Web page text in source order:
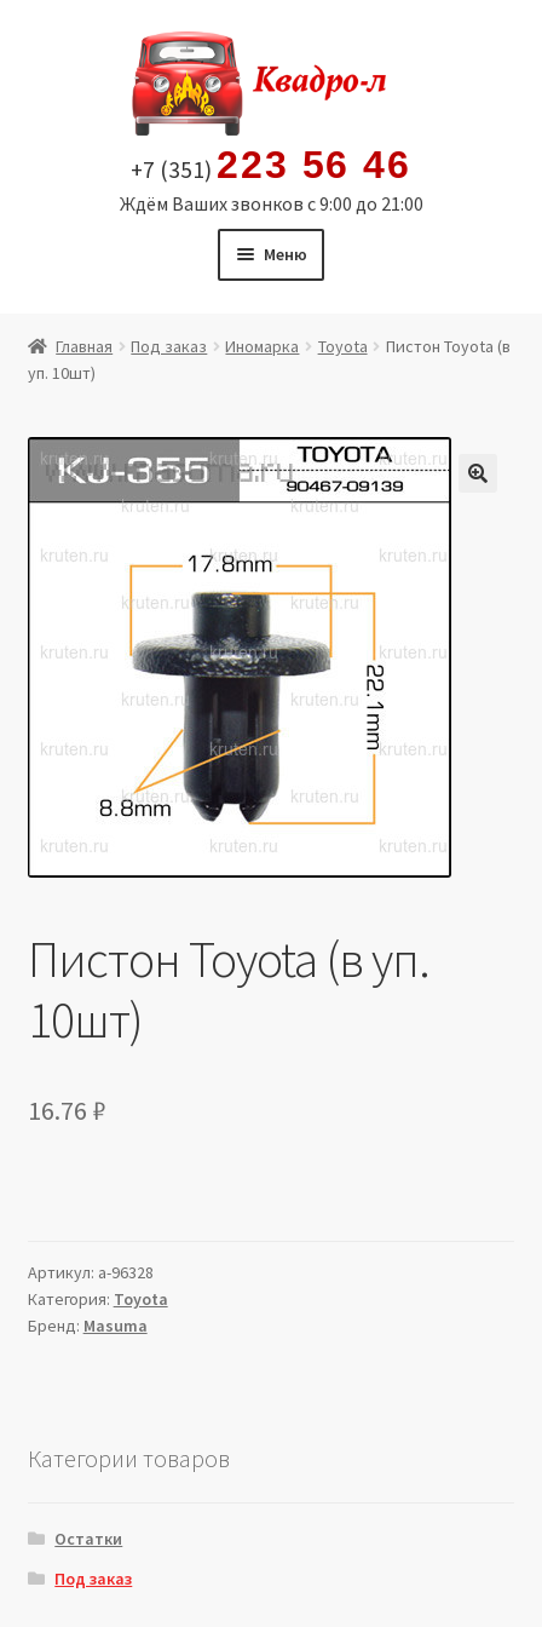
содержимому
+7 (351) 223 56 46
Ждём Ваших звонков с 9:00 до 21:00
Меню
Витрина
Мой аккаунт
Политика в отношении обработки персональных
Производители
Юридические данные
Главная Под заказ Иномарка Toyota
Пистон Toyota (в
уп. 10шт)
Пистон Toyota (в уп.
10шт)
16.76 ₽
Артикул: a-96328
Категория: Toyota
Бренд: Masuma
Категории товаров
Остатки
Под заказ